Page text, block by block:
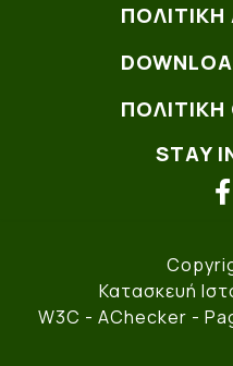
ΠΟΛΙΤΙΚΗ
STAY
Κατασκευή
W3C - AChecker -